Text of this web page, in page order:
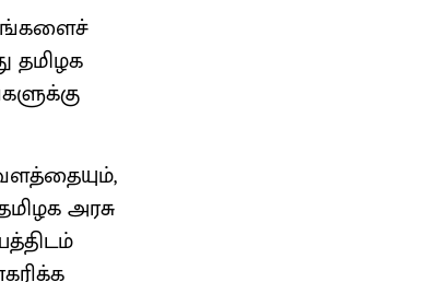
தமிழக
அரசு